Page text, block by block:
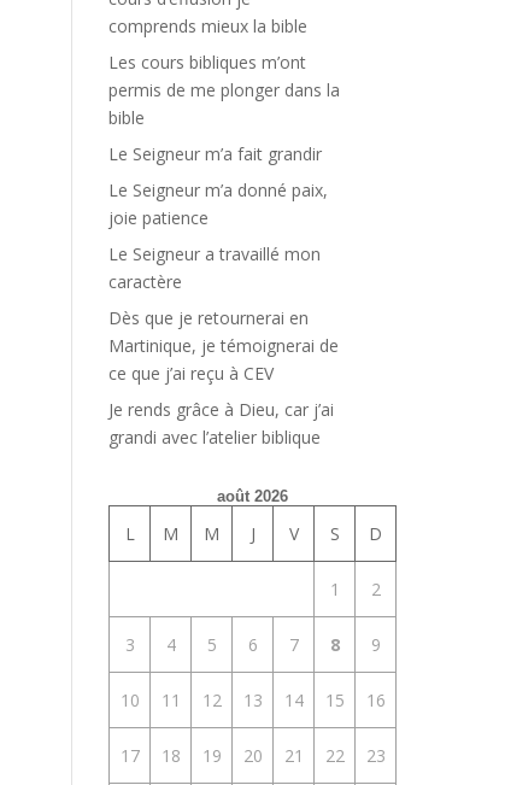
comprends mieux la bible
Les cours bibliques m’ont
permis de me plonger dans la
bible
Le Seigneur m’a fait grandir
Le Seigneur m’a donné paix,
joie patience
Le Seigneur a travaillé mon
caractère
Dès que je retournerai en
Martinique, je témoignerai de
ce que j’ai reçu à CEV
Je rends grâce à Dieu, car j’ai
grandi avec l’atelier biblique
août 2026
L M M J V S D
1 2
3 4 5 6 7 8 9
10 11 12 13 14 15 16
17 18 19 20 21 22 23